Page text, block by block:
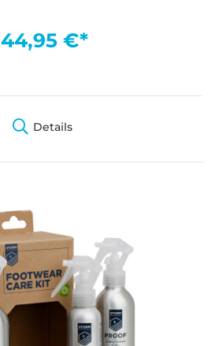
44,95 €*
Details